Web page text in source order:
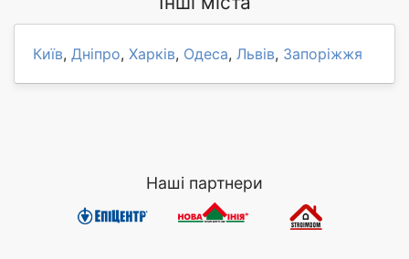
Київ, Дніпро, Харків, Одеса, Львів, Запоріжжя
Наші партнери